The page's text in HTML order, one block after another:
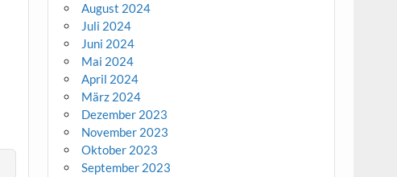
August 2024
Juli 2024
Juni 2024
Mai 2024
April 2024
März 2024
Dezember 2023
November 2023
Oktober 2023
September 2023